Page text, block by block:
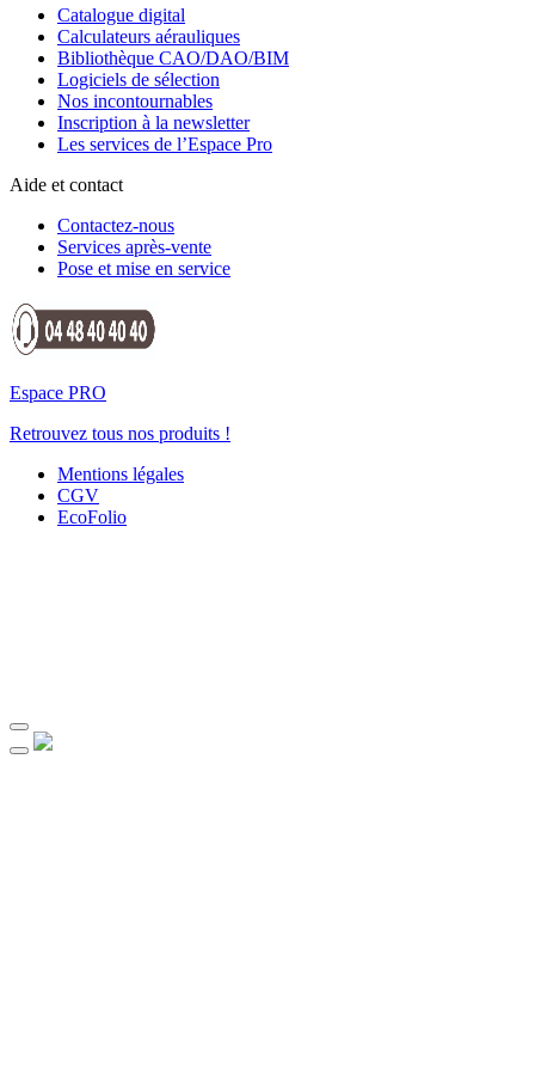
Catalogue digital
Calculateurs aérauliques
Bibliothèque CAO/DAO/BIM
Logiciels de sélection
Nos incontournables
Inscription à la newsletter
Les services de l’Espace Pro
Aide et contact
Contactez-nous
Services après-vente
Pose et mise en service
Espace PRO
Retrouvez tous nos produits !
Mentions légales
CGV
EcoFolio